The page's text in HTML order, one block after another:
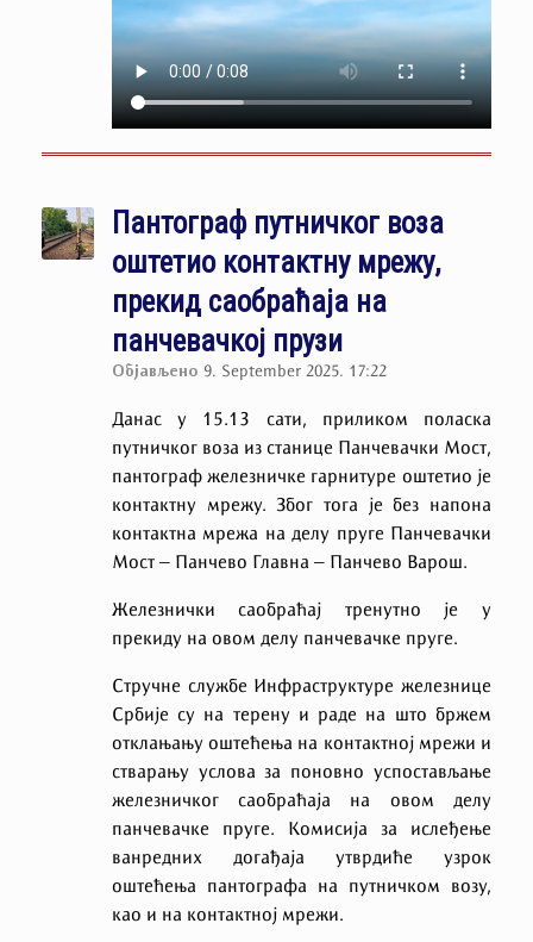
Пантограф путничког воза
оштетио контактну мрежу,
прекид саобраћаја на
панчевачкој прузи
Објављено 9. September 2025. 17:22
Данас у 15.13 сати, приликом поласка
путничког воза из станице Панчевачки Мост,
пантограф железничке гарнитуре оштетио је
контактну мрежу. Због тога је без напона
контактна мрежа на делу пруге Панчевачки
Мост – Панчево Главна – Панчево Варош.
Железнички саобраћај тренутно је у
прекиду на овом делу панчевачке пруге.
Стручне службе Инфраструктуре железнице
Србије су на терену и раде на што бржем
отклањању оштећења на контактној мрежи и
стварању услова за поновно успостављање
железничког саобраћаја на овом делу
панчевачке пруге. Комисија за ислеђење
ванредних догађаја утврдиће узрок
оштећења пантографа на путничком возу,
као и на контактној мрежи.